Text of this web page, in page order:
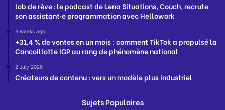
Job de rêve : le podcast de Lena Situations, Couch, recrute
son assistant·e programmation avec Hellowork
3 weeks ago
+31,4 % de ventes en un mois : comment TikTok a propulsé la
Cancoillotte IGP au rang de phénomène national
2 July 2026
Créateurs de contenu : vers un modèle plus industriel
Sujets Populaires